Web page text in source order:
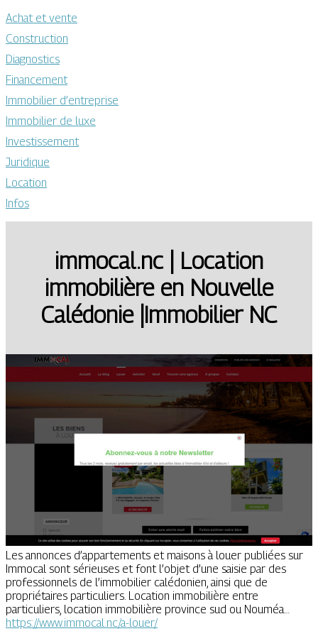
Achat et vente
Construction
Diagnostics
Financement
Immobilier d’entreprise
Immobilier de luxe
Investissement
Juridique
Location
Infos
immocal.nc | Location
immobilière en Nouvelle
Calédonie |Immobilier NC
Les annonces d’appartements et maisons à louer publiées sur
Immocal sont sérieuses et font l’objet d’une saisie par des
professionnels de l’immobilier calédonien, ainsi que de
propriétaires particuliers. Location immobilière entre
particuliers, location immobilière province sud ou Nouméa…
https://www.immocal.nc/a-louer/